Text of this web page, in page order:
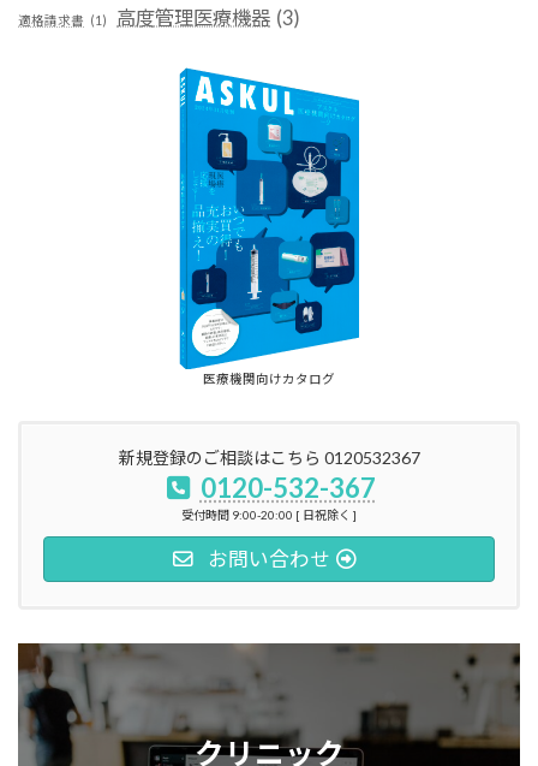
適格請求書 (1) 高度管理医療機器 (3)
医療機関向けカタログ
新規登録のご相談はこちら 0120532367
0120-532-367
受付時間 9:00-20:00 [ 日祝除く ]
お問い合わせ
クリニック